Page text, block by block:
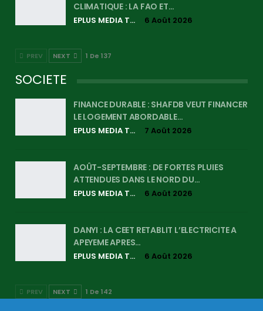
CLIMATIQUE : LA FAO ET…
EPLUS MEDIA TV 6 Août 2026
PREV NEXT 1 De 137
SOCIETE
FINANCE DURABLE : SHAFDB VEUT FINANCER
LE LOGEMENT ABORDABLE…
EPLUS MEDIA TV 7 Août 2026
AOÛT-SEPTEMBRE : DE FORTES PLUIES
ATTENDUES DANS LE NORD DU…
EPLUS MEDIA TV 6 Août 2026
DANYI : LA CEET RETABLIT L’ELECTRICITE A
APEYEME APRES…
EPLUS MEDIA TV 6 Août 2026
PREV NEXT 1 De 142